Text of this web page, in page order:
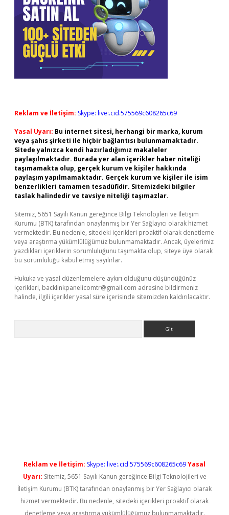
Reklam ve İletişim: Skype: live:.cid.575569c608265c69
Yasal Uyarı: Bu internet sitesi, herhangi bir marka, kurum
veya şahıs şirketi ile hiçbir bağlantısı bulunmamaktadır.
Sitede yalnızca kendi hazırladığımız makaleler
paylaşılmaktadır. Burada yer alan içerikler haber niteliği
taşımamakta olup, gerçek kurum ve kişiler hakkında
paylaşım yapılmamaktadır. Gerçek kurum ve kişiler ile isim
benzerlikleri tamamen tesadüfidir. Sitemizdeki bilgiler
taslak halindedir ve tavsiye niteliği taşımazlar.
Sitemiz, 5651 Sayılı Kanun gereğince Bilgi Teknolojileri ve İletişim
Kurumu (BTK) tarafından onaylanmış bir Yer Sağlayıcı olarak hizmet
vermektedir. Bu nedenle, sitedeki içerikleri proaktif olarak denetleme
veya araştırma yükümlülüğümüz bulunmamaktadır. Ancak, üyelerimiz
yazdıkları içeriklerin sorumluluğunu taşımakta olup, siteye üye olarak
bu sorumluluğu kabul etmiş sayılırlar.
Hukuka ve yasal düzenlemelere aykırı olduğunu düşündüğünüz
içerikleri, backlinkpanelicomtr@gmail.com adresine bildirmeniz
halinde, ilgili içerikler yasal süre içerisinde sitemizden kaldırılacaktır.
Reklam ve İletişim: Skype: live:.cid.575569c608265c69Yasal
Uyarı: Sitemiz, 5651 Sayılı Kanun gereğince Bilgi Teknolojileri ve
İletişim Kurumu (BTK) tarafından onaylanmış bir Yer Sağlayıcı olarak
hizmet vermektedir. Bu nedenle, sitedeki içerikleri proaktif olarak
denetleme veya araştırma yükümlülüğümüz bulunmamaktadır.